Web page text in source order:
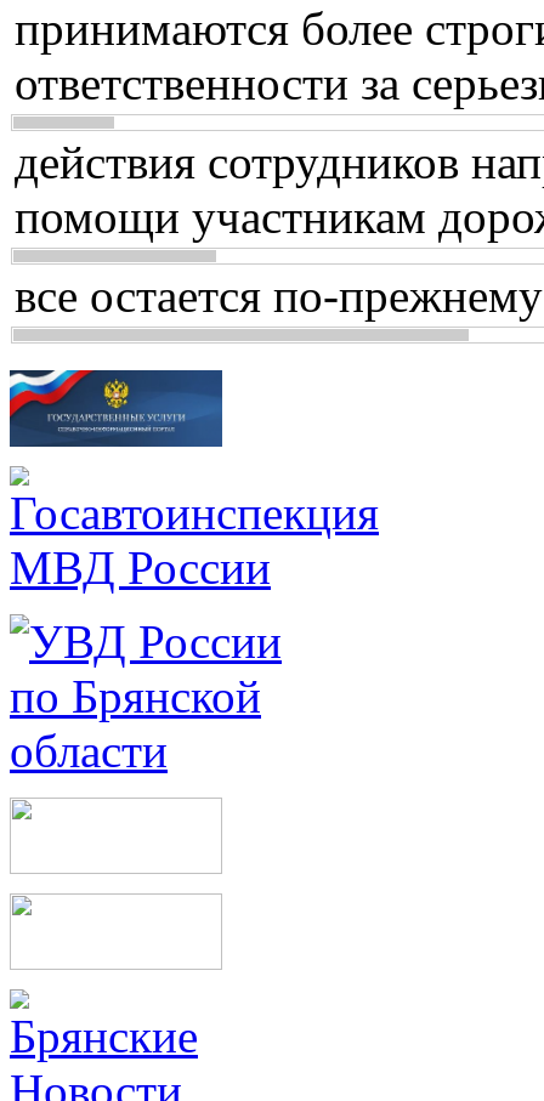
принимаются более
ответственности за
действия сотрудников
помощи участникам
все остается по-